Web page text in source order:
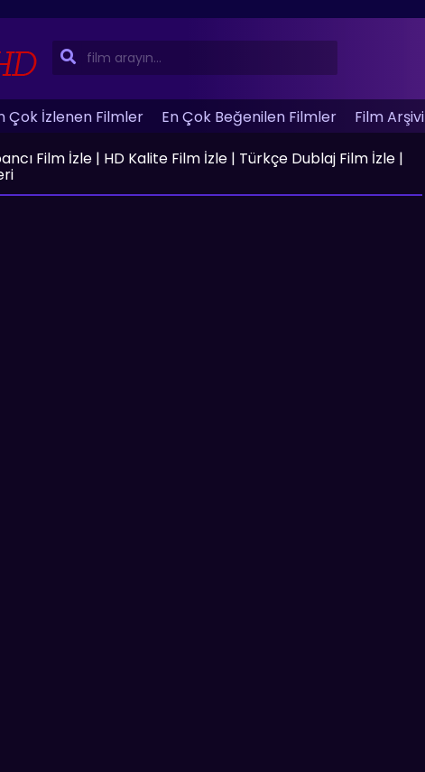
Çok İzlenen Filmler En Çok Beğenilen Filmler Film Arşivi
Film İzle | HD Kalite Film İzle | Türkçe Dublaj Film İzle |